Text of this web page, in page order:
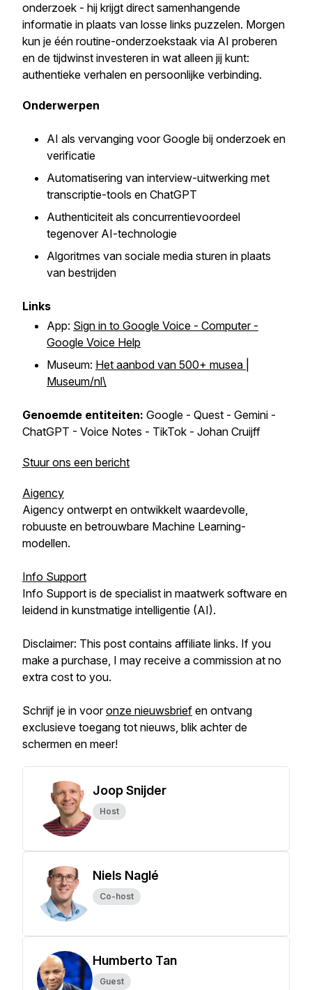
onderzoek - hij krijgt direct samenhangende
informatie in plaats van losse links puzzelen. Morgen
kun je één routine-onderzoekstaak via AI proberen
en de tijdwinst investeren in wat alleen jij kunt:
authentieke verhalen en persoonlijke verbinding.
Onderwerpen
AI als vervanging voor Google bij onderzoek en
verificatie
Automatisering van interview-uitwerking met
transcriptie-tools en ChatGPT
Authenticiteit als concurrentievoordeel
tegenover AI-technologie
Algoritmes van sociale media sturen in plaats
van bestrijden
Links
App: Sign in to Google Voice - Computer -
Google Voice Help
Museum: Het aanbod van 500+ musea |
Museum/nl\
Genoemde entiteiten: Google - Quest - Gemini -
ChatGPT - Voice Notes - TikTok - Johan Cruijff
Stuur ons een bericht
Aigency
Aigency ontwerpt en ontwikkelt waardevolle,
robuuste en betrouwbare Machine Learning-
modellen.
Info Support
Info Support is de specialist in maatwerk software en
leidend in kunstmatige intelligentie (AI).
Disclaimer: This post contains affiliate links. If you
make a purchase, I may receive a commission at no
extra cost to you.
Schrijf je in vooronze nieuwsbrief en ontvang
exclusieve toegang tot nieuws, blik achter de
schermen en meer!
Joop Snijder
Host
Niels Naglé
Co-host
Humberto Tan
Guest